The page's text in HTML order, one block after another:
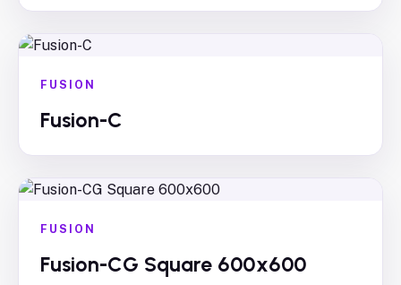
FUSION
Fusion-C
FUSION
Fusion-CG Square 600x600